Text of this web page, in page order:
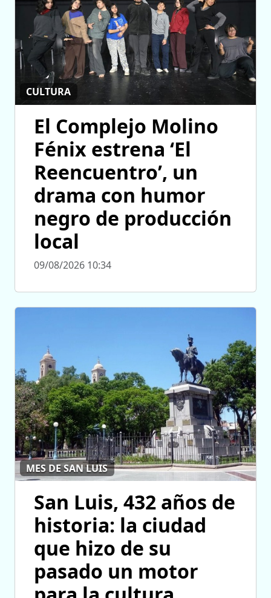
CULTURA
El Complejo Molino
Fénix estrena ‘El
Reencuentro’, un
drama con humor
negro de producción
local
09/08/2026 10:34
MES DE SAN LUIS
San Luis, 432 años de
historia: la ciudad
que hizo de su
pasado un motor